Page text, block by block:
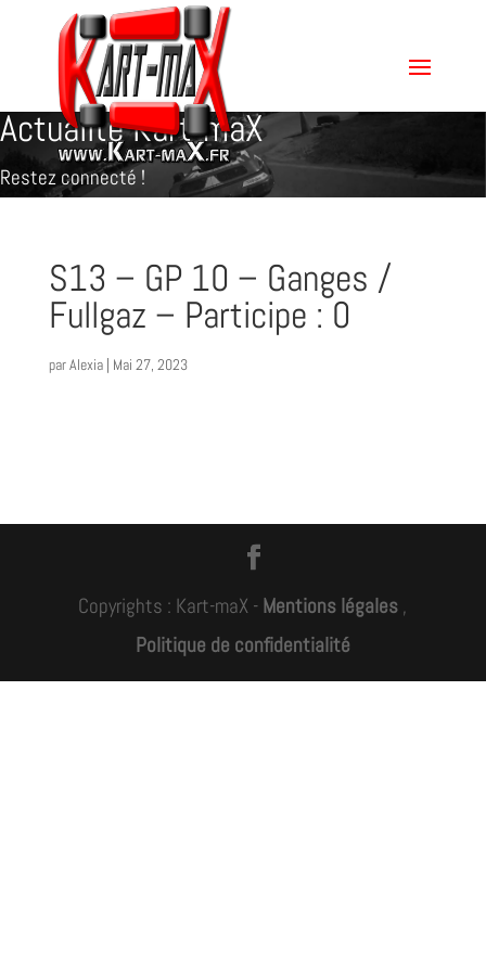
Actualité Kart-maX
Restez connecté !
S13 – GP 10 – Ganges /
Fullgaz – Participe : 0
parAlexia| Mai 27, 2023
Copyrights : Kart-maX - Mentions légales ,
Politique de confidentialité